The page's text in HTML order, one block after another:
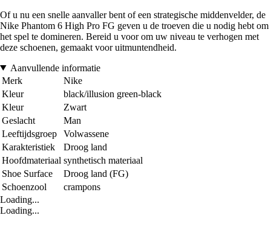
Of u nu een snelle aanvaller bent of een strategische middenvelder, de
Nike Phantom 6 High Pro FG geven u de troeven die u nodig hebt om
het spel te domineren. Bereid u voor om uw niveau te verhogen met
deze schoenen, gemaakt voor uitmuntendheid.
Aanvullende informatie
Merk
Nike
Kleur
black/illusion green-black
Kleur
Zwart
Geslacht
Man
Leeftijdsgroep
Volwassene
Karakteristiek
Droog land
Hoofdmateriaal synthetisch materiaal
Shoe Surface
Droog land (FG)
Schoenzool
crampons
Loading...
Loading...